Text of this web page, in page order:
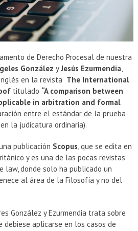
de Derecho Procesal de nuestra
González yJesús Ezurmendia,
en la revista The International
titulado “A comparison between
in arbitration and formal
entre el estándar de la prueba
la judicatura ordinaria).
publicación Scopus, que se edita en
y es una de las pocas revistas
law, donde solo ha publicado un
al área de la Filosofía y no del
González y Ezurmendia trata sobre
aplicarse en los casos de